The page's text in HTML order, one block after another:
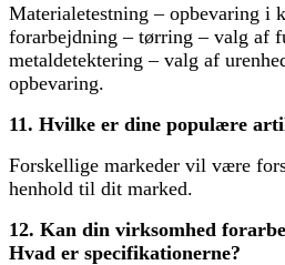
Materialetestning – opbevaring i
forarbejdning – tørring – valg af
metaldetektering – valg af
opbevaring.
11. Hvilke er dine populære
Forskellige markeder vil være
henhold til dit marked.
12. Kan din virksomhed
Hvad er specifikationerne?